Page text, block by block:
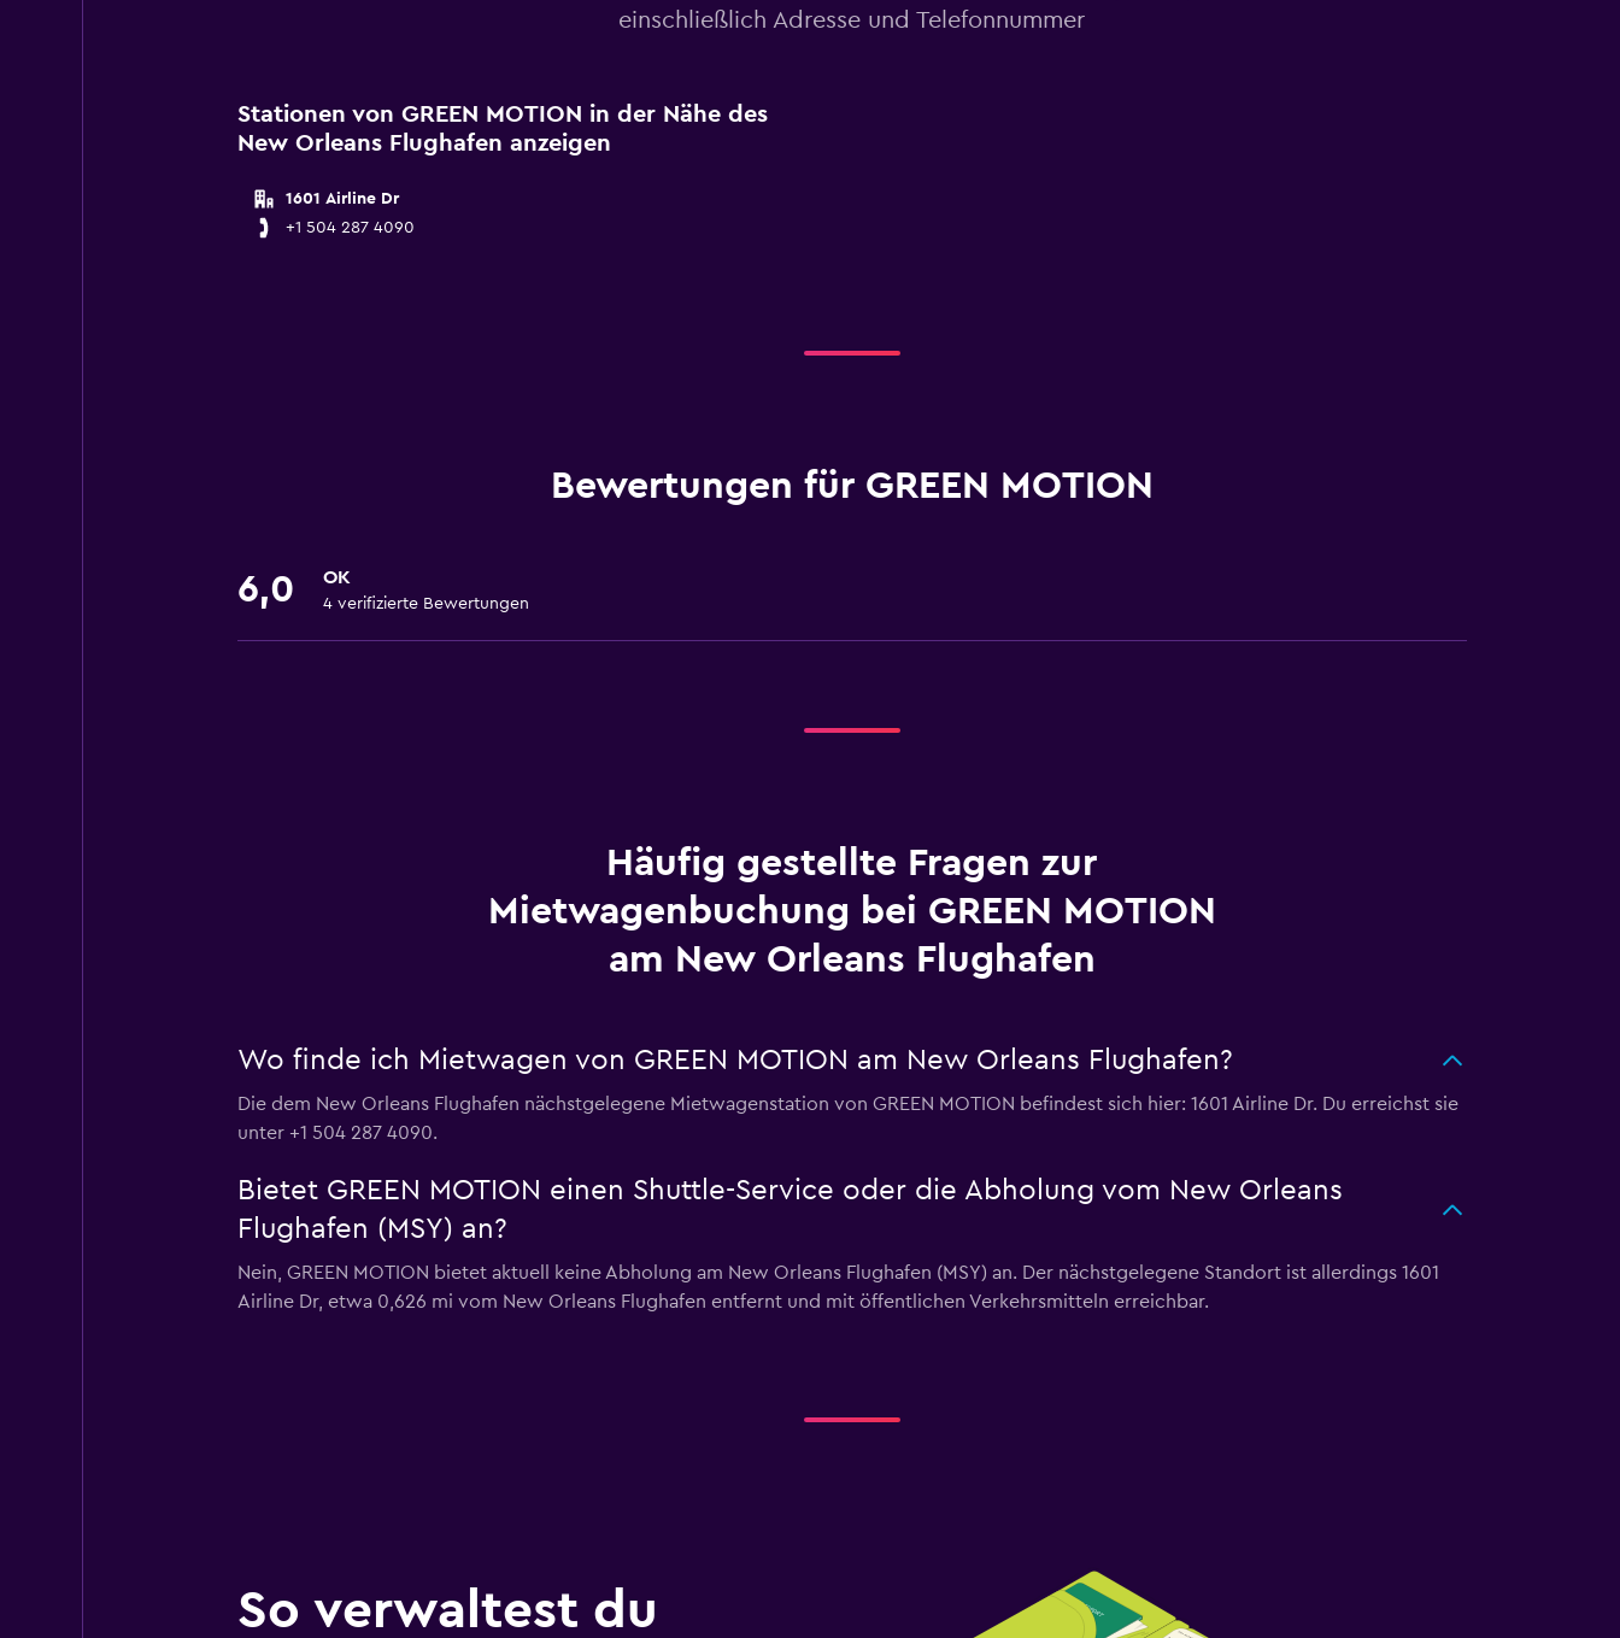
einschließlich Adresse und Telefonnummer
Stationen von GREEN MOTION in der Nähe des
New Orleans Flughafen anzeigen
1601 Airline Dr
+1 504 287 4090
Bewertungen für GREEN MOTION
6,0 OK
4 verifizierte Bewertungen
Häufig gestellte Fragen zur
Mietwagenbuchung bei GREEN MOTION
am New Orleans Flughafen
Wo finde ich Mietwagen von GREEN MOTION am New Orleans Flughafen?
Die dem New Orleans Flughafen nächstgelegene Mietwagenstation von GREEN MOTION befindest sich hier: 1601 Airline Dr. Du erreichst sie
unter +1 504 287 4090.
Bietet GREEN MOTION einen Shuttle-Service oder die Abholung vom New Orleans
Flughafen (MSY) an?
Nein, GREEN MOTION bietet aktuell keine Abholung am New Orleans Flughafen (MSY) an. Der nächstgelegene Standort ist allerdings 1601
Airline Dr, etwa 0,626 mi vom New Orleans Flughafen entfernt und mit öffentlichen Verkehrsmitteln erreichbar.
So verwaltest du